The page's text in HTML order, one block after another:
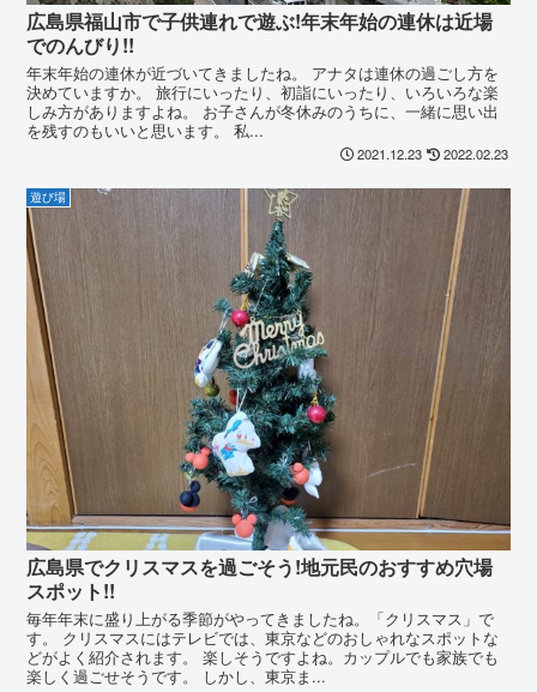
広島県福山市で子供連れで遊ぶ!年末年始の連休は近場
でのんびり!!
年末年始の連休が近づいてきましたね。 アナタは連休の過ごし方を
決めていますか。 旅行にいったり、初詣にいったり、いろいろな楽
しみ方がありますよね。 お子さんが冬休みのうちに、一緒に思い出
を残すのもいいと思います。 私...
2021.12.23 2022.02.23
遊び場
広島県でクリスマスを過ごそう!地元民のおすすめ穴場
スポット!!
毎年年末に盛り上がる季節がやってきましたね。「クリスマス」で
す。 クリスマスにはテレビでは、東京などのおしゃれなスポットな
どがよく紹介されます。 楽しそうですよね。カップルでも家族でも
楽しく過ごせそうです。 しかし、東京ま...